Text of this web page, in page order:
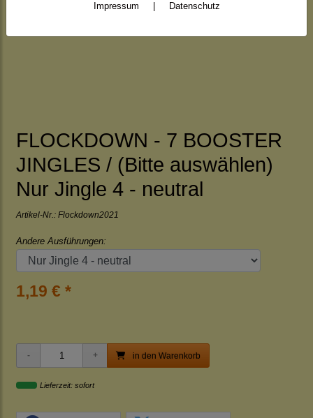
FLOCKDOWN - 7 BOOSTER
JINGLES / (Bitte auswählen)
Nur Jingle 4 - neutral
Artikel-Nr.: Flockdown2021
Andere Ausführungen:
1,19 € *
in den Warenkorb
Lieferzeit: sofort
Impressum Datenschutz